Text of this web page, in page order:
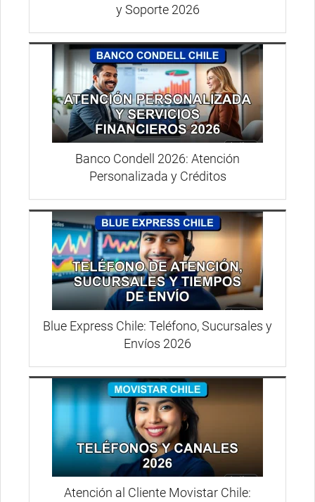
y Soporte 2026
Banco Condell 2026: Atención
Personalizada y Créditos
Blue Express Chile: Teléfono, Sucursales y
Envíos 2026
Atención al Cliente Movistar Chile: